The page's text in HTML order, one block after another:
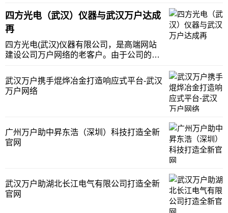
后，万户网络积极根据客户的需求修改方
案，最终获得国任财产保险股份有限公司的
肯定，双方签订了网站建设合约，共同打造
全新网站，为客
四方光电（武汉）仪器与武汉万户达成
再
四方光电(武汉)仪器有限公司，是高端网站
建设公司万户网络的老客户。由于公司的发
户网络再次签署了合作协议，对网站进行一
定的增值改造，为客户提供更丰富、更有价
值的服务平台。四方光电股份有限公司(以下
武汉万户携手焜烨冶金打造响应式平台-武汉
万户网络
广州万户助中昇东浩（深圳）科技打造全新
官网
武汉万户助湖北长江电气有限公司打造全新
官网